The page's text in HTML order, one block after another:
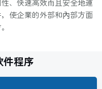
、快速高效而且安全地運
使企業的外部和內部方面
件程序